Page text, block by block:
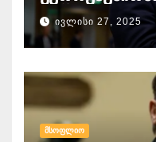
გამო მთელი
დადგეს
ᲘᲕᲚᲘᲡᲘ 27, 2025
ᲛᲡᲝᲤᲚᲘᲝ